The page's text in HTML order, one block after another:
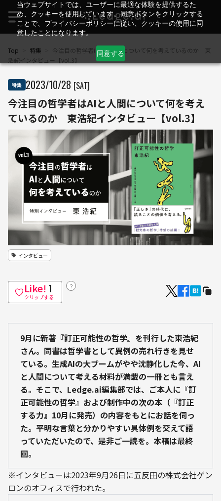
当ウェブサイトでは、ユーザーに最適な体験を提供するた
め、クッキーを使用しています。同意ボタンをクリックする
ことで、プライバシーポリシーに従い、クッキーの使用に同
意したことになります。
同意する
Top 特集
今注目の哲学者はAIと人間について何を考えているのか 東
浩紀インタビュー【vol.3】
特集 2023/10/28 [SAT]
今注目の哲学者はAIと人間について何を考え
ているのか 東浩紀インタビュー【vol.3】
インタビュー
Like! 1
クリップする
？
9月に新著『訂正可能性の哲学』を刊行した東浩紀
さん。同書は哲学書として異例の売れ行きを見せ
ている。生成AIの大ブームがやや沈静化した今、AI
と人間について考える材料が満載の一冊とも言え
る。そこで、Ledge.ai編集部では、ご本人に『訂
正可能性の哲学』および制作中の次の本（『訂正
する力』10月に発売）の内容をもとにお話を伺っ
た。平明な言葉と分かりやすい具体例を交えて語
っていただいたので、是非ご一読を。本稿は最終
回。
※インタビューは2023年9月26日に五反田の株式会社ゲン
ロンのオフィスで行われた。